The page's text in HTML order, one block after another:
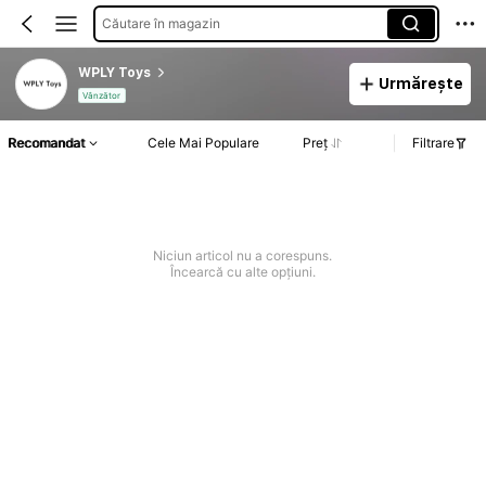
Căutare în magazin
WPLY Toys
Vânzător
Urmărește
Recomandat Cele Mai Populare Preț Filtrare
Niciun articol nu a corespuns.
Încearcă cu alte opțiuni.